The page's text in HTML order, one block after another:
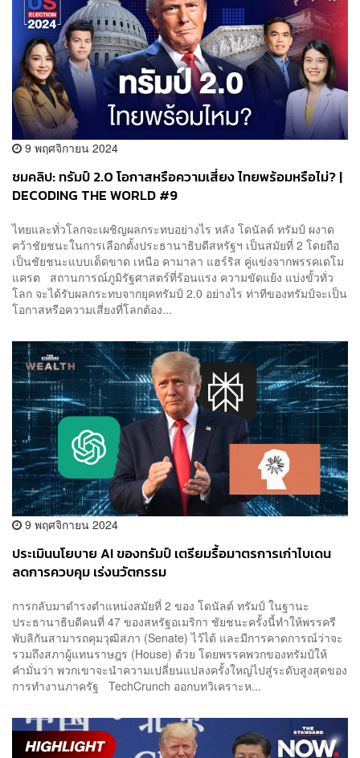
9 พฤศจิกายน 2024
ชมคลิป: ทรัมป์ 2.0 โอกาสหรือความเสี่ยง ไทยพร้อมหรือไม่? |
DECODING THE WORLD #9
ไทยและทั่วโลกจะเผชิญผลกระทบอย่างไร หลัง โดนัลด์ ทรัมป์ ผงาด
คว้าชัยชนะในการเลือกตั้งประธานาธิบดีสหรัฐฯ เป็นสมัยที่ 2 โดยถือ
เป็นชัยชนะแบบเด็ดขาด เหนือ คามาลา แฮร์ริส คู่แข่งจากพรรคเดโม
แครต สถานการณ์ภูมิรัฐศาสตร์ที่ร้อนแรง ความขัดแย้ง แบ่งขั้วทั่ว
โลก จะได้รับผลกระทบจากยุคทรัมป์ 2.0 อย่างไร ท่าทีของทรัมป์จะเป็น
โอกาสหรือความเสี่ยงที่โลกต้อง...
9 พฤศจิกายน 2024
ประเมินนโยบาย AI ของทรัมป์ เตรียมรื้อมาตรการเก่าไบเดน
ลดการควบคุม เร่งนวัตกรรม
การกลับมาดำรงตำแหน่งสมัยที่ 2 ของ โดนัลด์ ทรัมป์ ในฐานะ
ประธานาธิบดีคนที่ 47 ของสหรัฐอเมริกา ชัยชนะครั้งนี้ทำให้พรรครี
พับลิกันสามารถคุมวุฒิสภา (Senate) ไว้ได้ และมีการคาดการณ์ว่าจะ
รวมถึงสภาผู้แทนราษฎร (House) ด้วย โดยพรรคพวกของทรัมป์ให้
คำมั่นว่า พวกเขาจะนำความเปลี่ยนแปลงครั้งใหญ่ไปสู่ระดับสูงสุดของ
การทำงานภาครัฐ TechCrunch ออกบทวิเคราะห...